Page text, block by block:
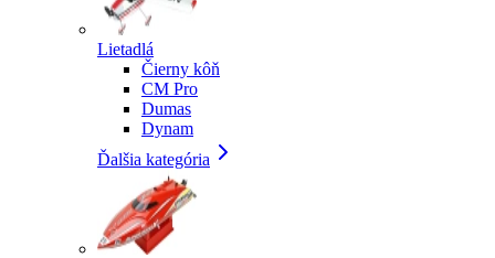
Lietadlá
Čierny kôň
CM Pro
Dumas
Dynam
Ďalšia kategória